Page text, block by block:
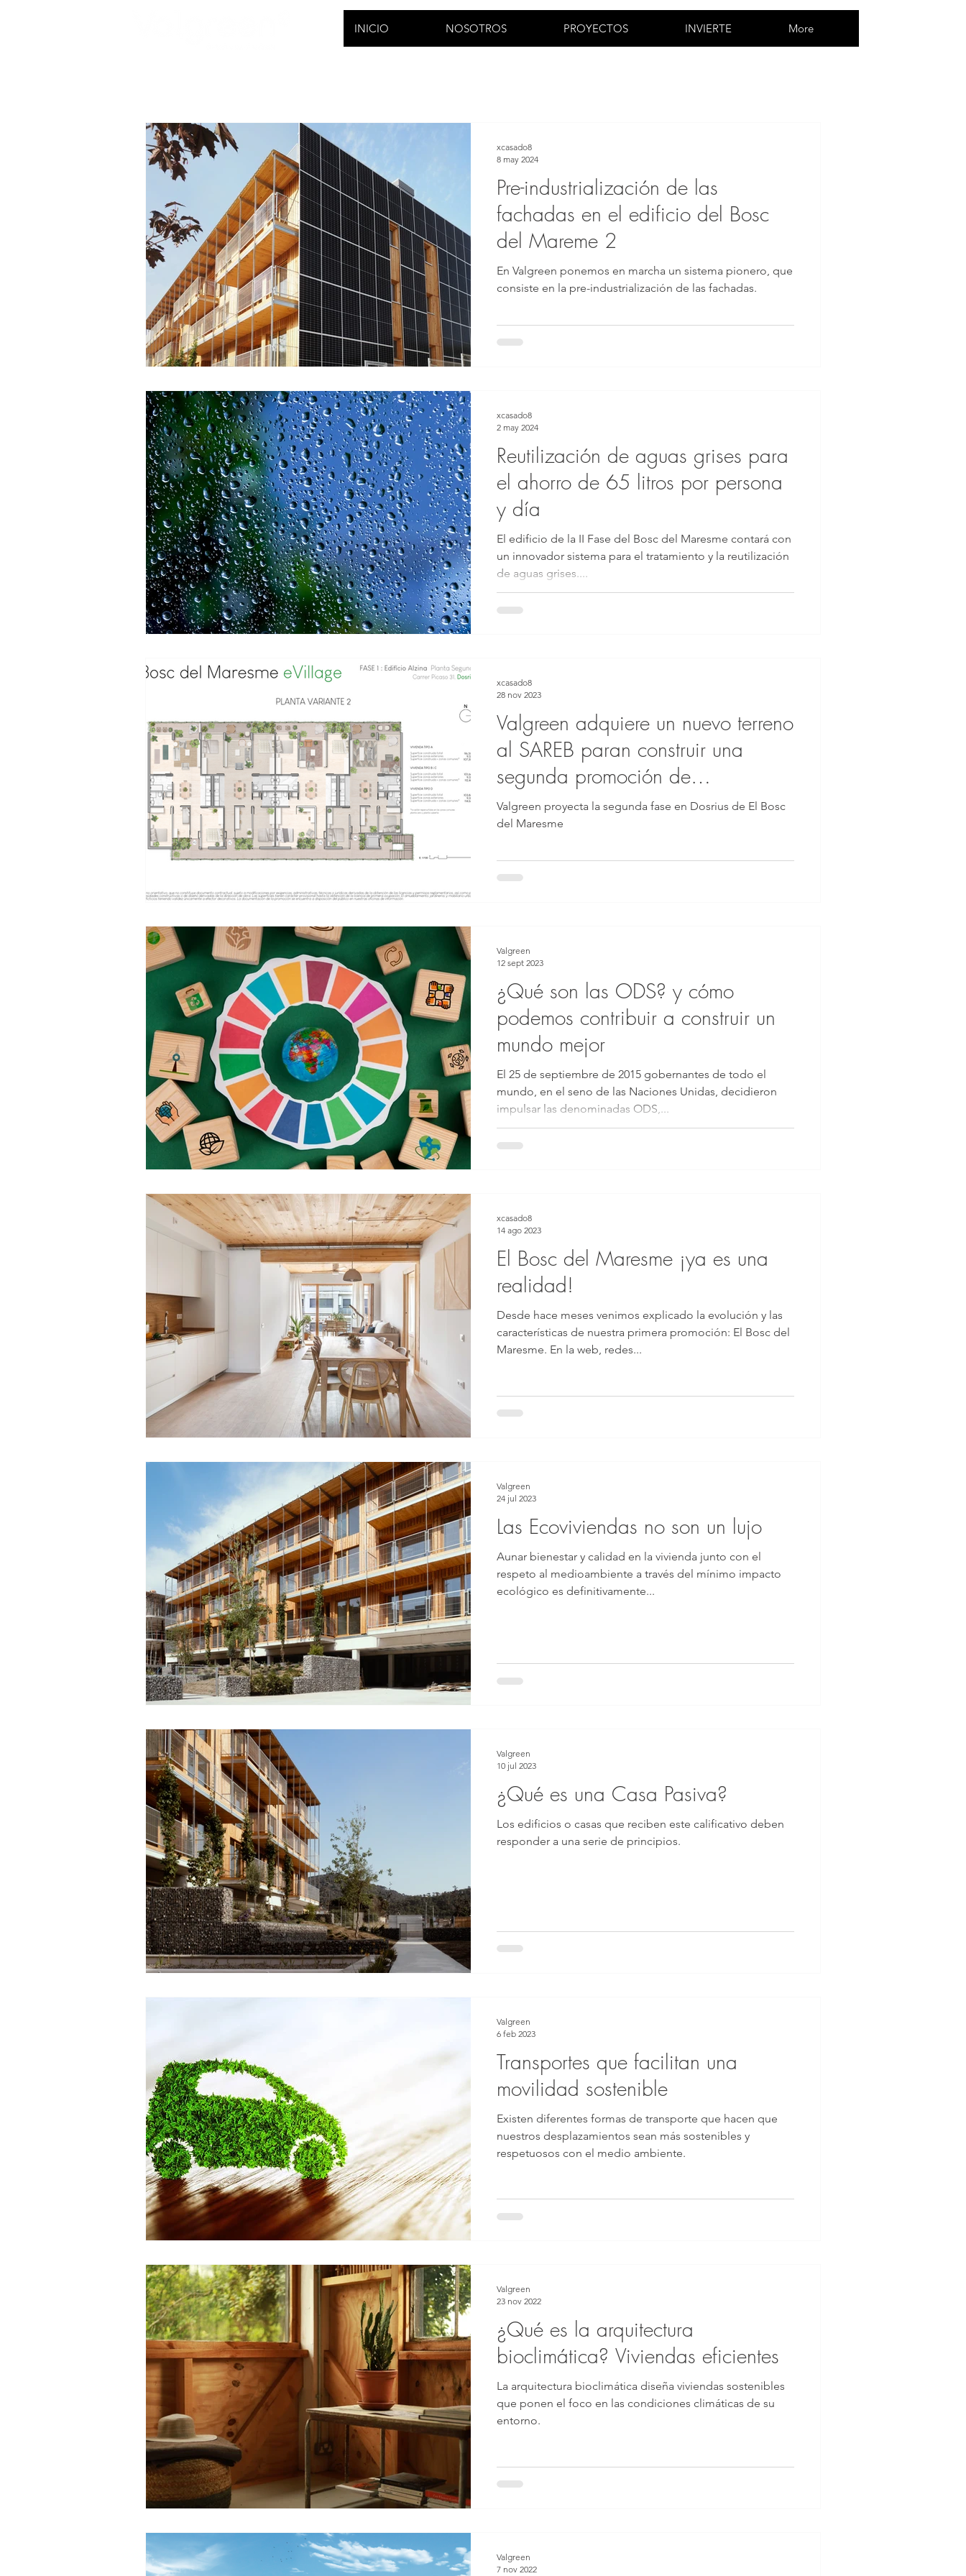
INICIO NOSOTROS PROYECTOS INVIERTE More
Pre-industrialización de las
fachadas en el edificio del Bosc
del Mareme 2
En Valgreen ponemos en marcha un sistema pionero, que
consiste en la pre-industrialización de las fachadas.
xcasado8
8 may 2024
Reutilización de aguas grises para
el ahorro de 65 litros por persona
y día
El edificio de la II Fase del Bosc del Maresme contará con
un innovador sistema para el tratamiento y la reutilización
de aguas grises....
xcasado8
2 may 2024
Valgreen adquiere un nuevo terreno
al SAREB paran construir una
segunda promoción de
ecoviviendas
Valgreen proyecta la segunda fase en Dosrius de El Bosc
del Maresme
xcasado8
28 nov 2023
¿Qué son las ODS? y cómo
podemos contribuir a construir un
mundo mejor
El 25 de septiembre de 2015 gobernantes de todo el
mundo, en el seno de las Naciones Unidas, decidieron
impulsar las denominadas ODS,...
Valgreen
12 sept 2023
El Bosc del Maresme ¡ya es una
realidad!
Desde hace meses venimos explicado la evolución y las
características de nuestra primera promoción: El Bosc del
Maresme. En la web, redes...
xcasado8
14 ago 2023
Las Ecoviviendas no son un lujo
Aunar bienestar y calidad en la vivienda junto con el
respeto al medioambiente a través del mínimo impacto
ecológico es definitivamente...
Valgreen
24 jul 2023
¿Qué es una Casa Pasiva?
Los edificios o casas que reciben este calificativo deben
responder a una serie de principios.
Valgreen
10 jul 2023
Transportes que facilitan una
movilidad sostenible
Existen diferentes formas de transporte que hacen que
nuestros desplazamientos sean más sostenibles y
respetuosos con el medio ambiente.
Valgreen
6 feb 2023
¿Qué es la arquitectura
bioclimática? Viviendas eficientes
La arquitectura bioclimática diseña viviendas sostenibles
que ponen el foco en las condiciones climáticas de su
entorno.
Valgreen
23 nov 2022
Valgreen
7 nov 2022